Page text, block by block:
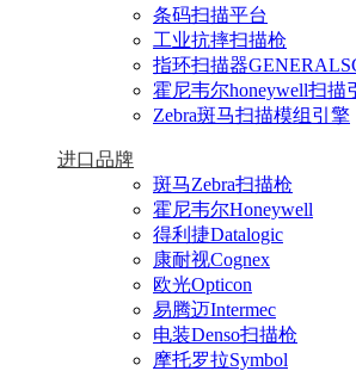
条码扫描平台
工业抗摔扫描枪
指环扫描器
霍尼韦尔honeywell扫描
Zebra斑马扫描模组引擎
进口品牌
斑马Zebra扫描枪
霍尼韦尔Honeywell
得利捷Datalogic
康耐视Cognex
欧光Opticon
易腾迈Intermec
电装Denso扫描枪
摩托罗拉Symbol